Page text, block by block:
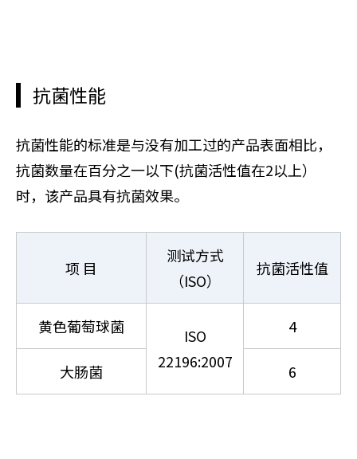
抗菌性能
抗菌性能的标准是与没有加工过的产品表面相比，
抗菌数量在百分之一以下(抗菌活性值在2以上）
时，该产品具有抗菌效果。
项 目
测试方式
（ISO）
抗菌活性值
黄色葡萄球菌
ISO
22196:2007
4
大肠菌 6